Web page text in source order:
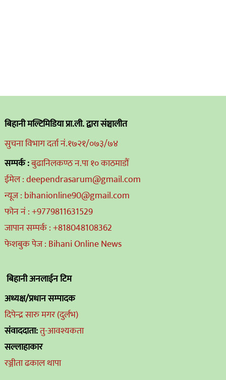
बिहानी मल्टिमिडिया प्रा.ली. द्वारा संञ्चालीत
सुचना विभाग दर्ता नं.१७२१/०७३/७४
सम्पर्क :बुढानिलकण्ठ न.पा १० काठमाडौं
ईमेल : deependrasarum@gmail.com
न्यूज : bihanionline90@gmail.com
फोन नं : +9779811631529
जापान सम्पर्क : +818048108362
फेशबुक पेज : Bihani Online News
बिहानी अनलाईन टिम
अध्यक्ष/प्रधान सम्पादक
दिपेन्द्र सारु मगर (दुर्लभ)
संवाददाता:तु-आवश्यकता
सल्लाहाकार
रञ्जीता ढकाल थापा